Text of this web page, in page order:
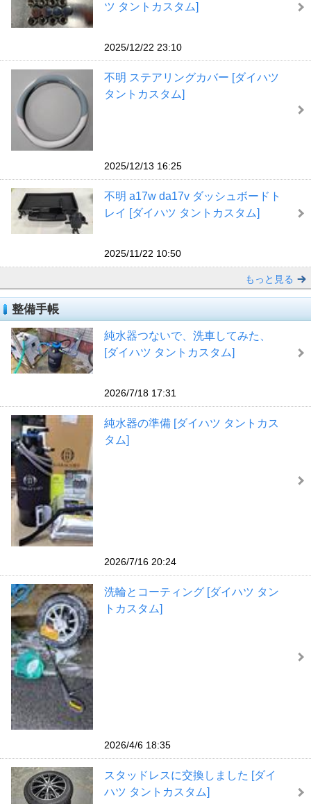
ツ タントカスタム]
2025/12/22 23:10
不明 ステアリングカバー [ダイハツ
タントカスタム]
2025/12/13 16:25
不明 a17w da17v ダッシュボードト
レイ [ダイハツ タントカスタム]
2025/11/22 10:50
もっと見る
整備手帳
純水器つないで、洗車してみた、
[ダイハツ タントカスタム]
2026/7/18 17:31
純水器の準備 [ダイハツ タントカス
タム]
2026/7/16 20:24
洗輪とコーティング [ダイハツ タン
トカスタム]
2026/4/6 18:35
スタッドレスに交換しました [ダイ
ハツ タントカスタム]